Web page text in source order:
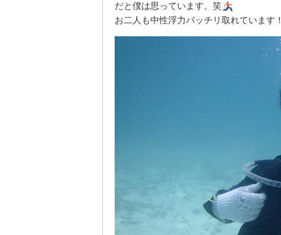
だと僕は思っています。笑
お二人も中性浮力バッチリ取れています！